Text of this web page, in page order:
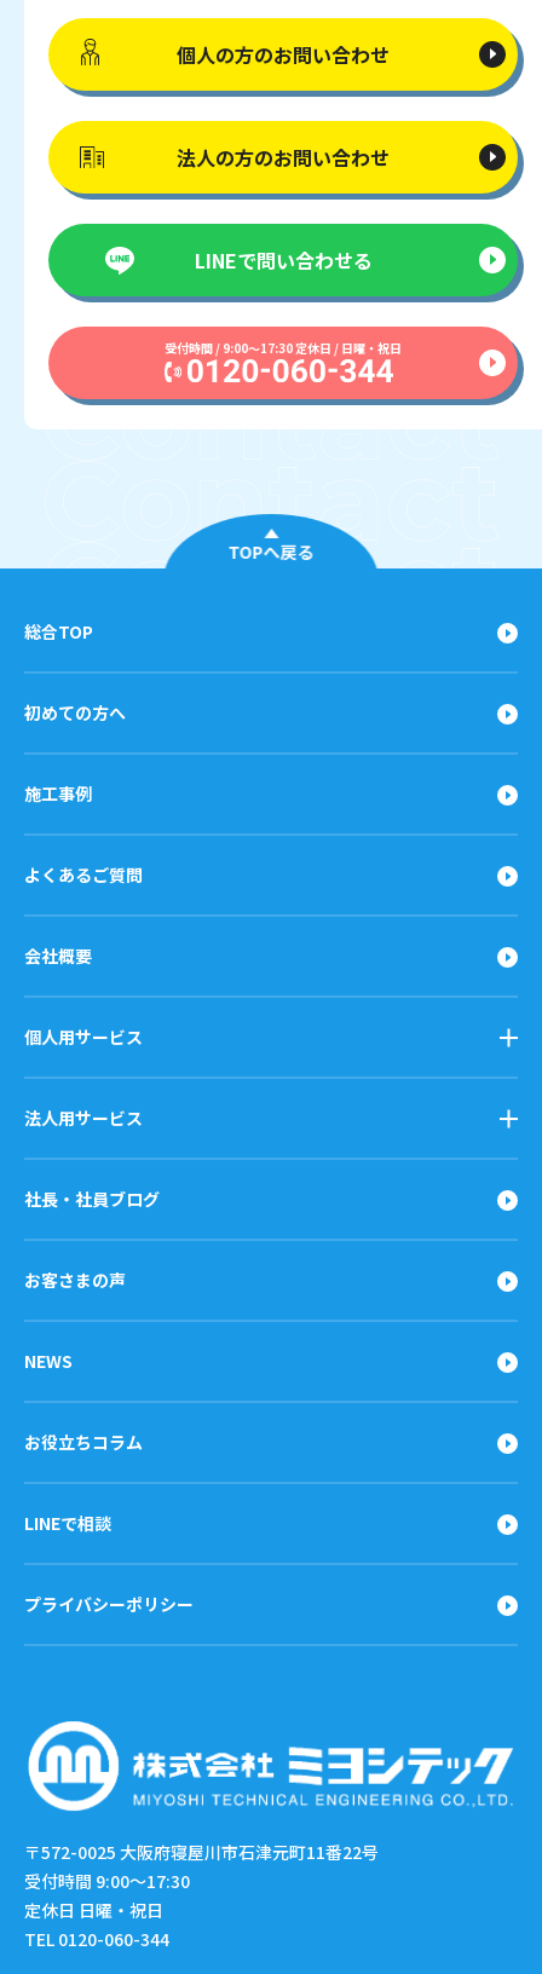
個人の方のお問い合わせ
法人の方のお問い合わせ
LINEで問い合わせる
受付時間 / 9:00〜17:30 定休日 / 日曜・祝日
TOPへ戻る
総合TOP
初めての方へ
施工事例
よくあるご質問
会社概要
個人用サービス
法人用サービス
社長・社員ブログ
お客さまの声
NEWS
お役立ちコラム
LINEで相談
プライバシーポリシー
〒572-0025 大阪府寝屋川市石津元町11番22号
受付時間 9:00〜17:30
定休日 日曜・祝日
TEL 0120-060-344